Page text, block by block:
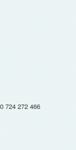
724 272 466